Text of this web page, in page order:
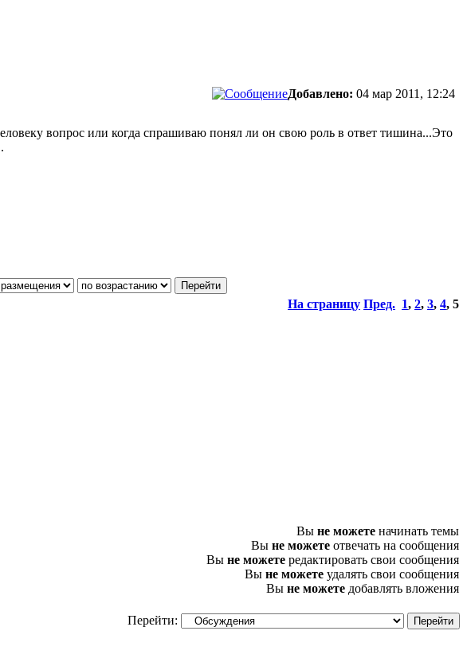
Добавлено: 04 мар 2011, 12:24
вопрос или когда спрашиваю понял ли он свою роль в ответ тишина...Это
На страницу Пред. 1, 2, 3, 4, 5
Вы не можете начинать темы
Вы не можете отвечать на сообщения
Вы не можете редактировать свои сообщения
Вы не можете удалять свои сообщения
Вы не можете добавлять вложения
Перейти: